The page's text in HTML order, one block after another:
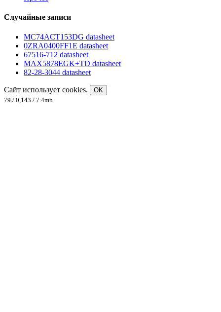
Случайные записи
MC74ACT153DG datasheet
0ZRA0400FF1E datasheet
67516-712 datasheet
MAX5878EGK+TD datasheet
82-28-3044 datasheet
Сайт использует cookies.
OK
79 / 0,143 / 7.4mb